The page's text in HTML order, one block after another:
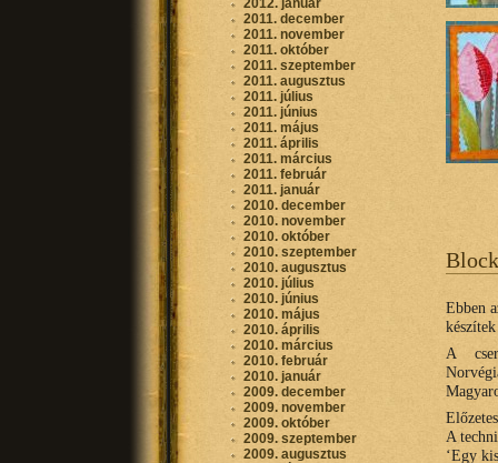
Ebben
A
A
‘Egy
2011. december
2011. november
2011. október
2011. szeptember
2011. augusztus
2011. július
2011. június
2011. május
2011. április
2011. március
2011. február
2011. január
2010. december
2010. november
2010. október
2010. szeptember
2010. augusztus
2010. július
2010. június
2010. május
2010. április
2010. március
2010. február
2010. január
2009. december
2009. november
2009. október
2009. szeptember
2009. augusztus